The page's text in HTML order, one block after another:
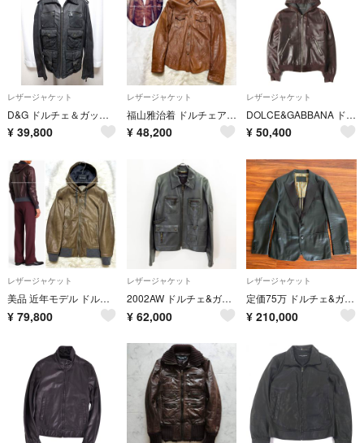
レザージャケット
D&G ドルチェ＆ガッバーナ ラムレザージャケット 6ポケット 46 RB007 SE021 ブラック 中古B- 【送料無料】 A-9260【質屋出品】
¥ 39,800
レザージャケット
福山雅治着 ドルチェアンドガッバーナ ウェスタン レザーシャツ ジャケット
¥ 48,200
レザージャケット
DOLCE&GABBANA ドルチェ&ガッバーナ ジャケット ブラウン サイズ:46 | 00s ゴートレザー フルジップ フーデッド ジャケット | アウター ブルゾン 上着【メンズ】【中古】
¥ 50,400
レザージャケット
美品 近年モデル ドルチェ&ガッバーナ フード 付き レザー ジャケット 44
¥ 79,800
レザージャケット
2002AW ドルチェ&ガッバーナ マルチポケット レザー ジャケット 50
¥ 62,000
レザージャケット
定価75万 ドルチェ&ガッバーナ ラムレザージャケット ドルガバ スーツ 上着
¥ 210,000